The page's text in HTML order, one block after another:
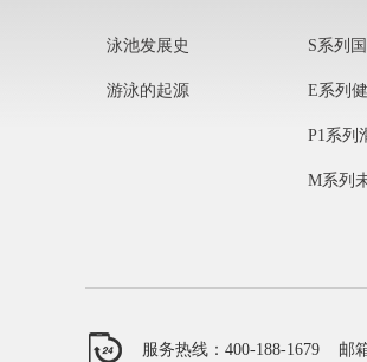
泳池发展史
游泳的起源
S系列
E系列
P1系列
M系列
服务热线：400-188-1679 邮箱